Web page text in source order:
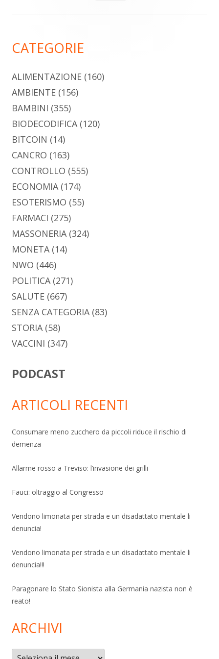
laterale
CATEGORIE
ALIMENTAZIONE (160)
AMBIENTE (156)
BAMBINI (355)
BIODECODIFICA(120)
BITCOIN (14)
CANCRO (163)
CONTROLLO (555)
ECONOMIA(174)
ESOTERISMO (55)
FARMACI (275)
MASSONERIA(324)
MONETA(14)
NWO (446)
POLITICA(271)
SALUTE (667)
SENZA CATEGORIA(83)
STORIA(58)
VACCINI (347)
PODCAST
ARTICOLI RECENTI
Consumare meno zucchero da piccoli riduce il rischio di
demenza
Allarme rosso a Treviso: l’invasione dei grilli
Fauci: oltraggio al Congresso
Vendono limonata per strada e un disadattato mentale li
denuncia!
Vendono limonata per strada e un disadattato mentale li
denuncia!!!
Paragonare lo Stato Sionista alla Germania nazista non è
reato!
ARCHIVI
Archivi